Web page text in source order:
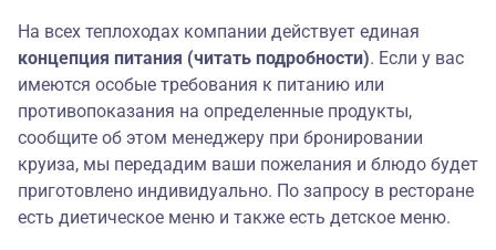
На всех теплоходах компании действует единая
концепция питания (читать подробности). Если у вас
имеются особые требования к питанию или
противопоказания на определенные продукты,
сообщите об этом менеджеру при бронировании
круиза, мы передадим ваши пожелания и блюдо будет
приготовлено индивидуально. По запросу в ресторане
есть диетическое меню и также есть детское меню.